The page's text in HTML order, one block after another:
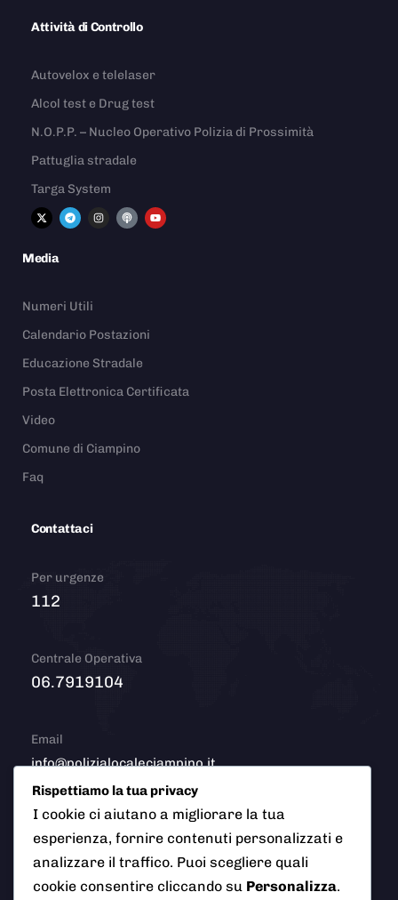
Attività di Controllo
Autovelox e telelaser
Alcol test e Drug test
N.O.P.P. – Nucleo Operativo Polizia di Prossimità
Pattuglia stradale
Targa System
Media
Numeri Utili
Calendario Postazioni
Educazione Stradale
Posta Elettronica Certificata
Video
Comune di Ciampino
Faq
Contattaci
Per urgenze
112
Centrale Operativa
06.7919104
Email
info@polizialocaleciampino.it
© 2026 Polizia Locale del Comune di Ciampino (Roma). Tutti
i diritti riservati
Rispettiamo la tua privacy
I cookie ci aiutano a migliorare la tua
esperienza, fornire contenuti personalizzati e
analizzare il traffico. Puoi scegliere quali
cookie consentire cliccando su Personalizza.